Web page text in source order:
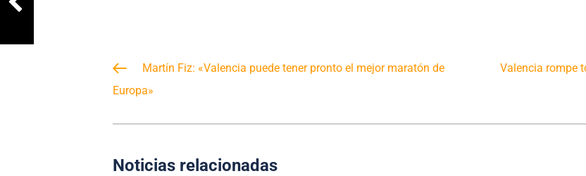
Martín Fiz: «Valencia puede tener pronto el mejor maratón de
Europa»
Valencia rompe
Noticias relacionadas